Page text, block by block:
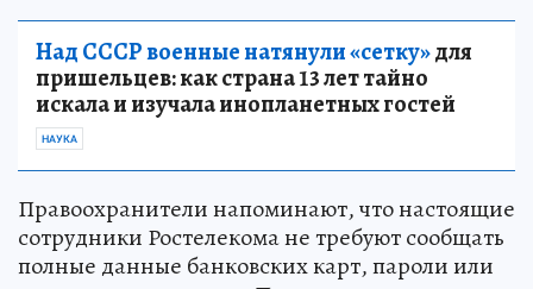
Над СССР военные натянули «сетку»для
пришельцев: как страна 13 лет тайно
искала и изучала инопланетных гостей
НАУКА
Правоохранители напоминают, что настоящие
сотрудники Ростелекома не требуют сообщать
полные данные банковских карт, пароли или